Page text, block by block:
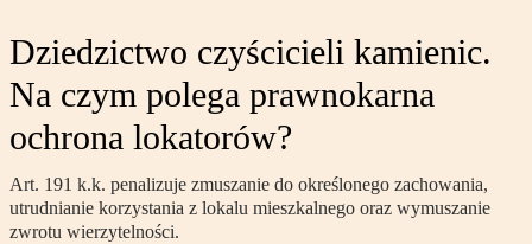
Dziedzictwo czyścicieli kamienic.
Na czym polega prawnokarna
ochrona lokatorów?
Art. 191 k.k. penalizuje zmuszanie do określonego zachowania,
utrudnianie korzystania z lokalu mieszkalnego oraz wymuszanie
zwrotu wierzytelności.